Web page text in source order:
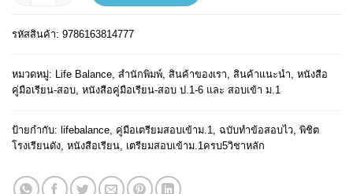
รหัสสินค้า: 9786163814777
หมวดหมู่: Life Balance สำนักพิมพ์ สินค้าของเรา สินค้าแนะนำ หนังสือ
คู่มือเรียน-สอบ หนังสือคู่มือเรียน-สอบ ป.1-6 และ สอบเข้า ม.1
ป้ายกำกับ: lifebalance คู่มือเตรียมสอบเข้าม.1 ฉบับทำข้อสอบไว พิชิต
โรงเรียนดัง หนังสือเรียน เตรียมสอบเข้าม.1ครบ5วิชาหลัก